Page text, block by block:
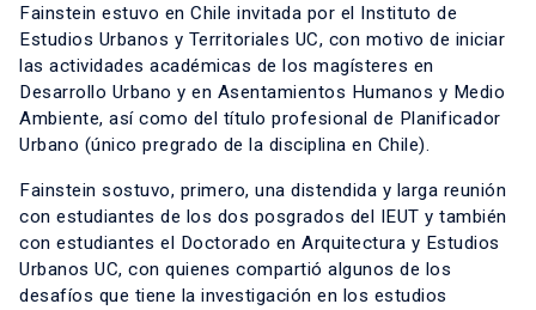
Fainstein estuvo en Chile invitada por el Instituto de
Estudios Urbanos y Territoriales UC, con motivo de iniciar
las actividades académicas de los magísteres en
Desarrollo Urbano y en Asentamientos Humanos y Medio
Ambiente, así como del título profesional de Planificador
Urbano (único pregrado de la disciplina en Chile).
Fainstein sostuvo, primero, una distendida y larga reunión
con estudiantes de los dos posgrados del IEUT y también
con estudiantes el Doctorado en Arquitectura y Estudios
Urbanos UC, con quienes compartió algunos de los
desafíos que tiene la investigación en los estudios